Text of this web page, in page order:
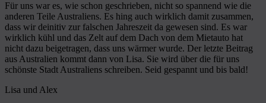
Für uns war es, wie schon geschrieben, nicht so spannend wie die
anderen Teile Australiens. Es hing auch wirklich damit zusammen,
dass wir deinitiv zur falschen Jahreszeit da gewesen sind. Es war
wirklich kühl und das Zelt auf dem Dach von dem Mietauto hat
nicht dazu beigetragen, dass uns wärmer wurde. Der letzte Beitrag
aus Australien kommt dann von Lisa. Sie wird über die für uns
schönste Stadt Australiens schreiben. Seid gespannt und bis bald!
Lisa und Alex